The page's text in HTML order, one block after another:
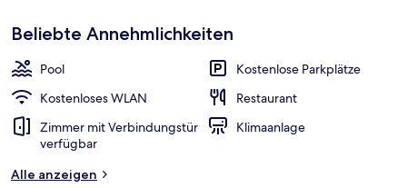
Beliebte Annehmlichkeiten
Pool
Kostenlose Parkplätze
Kostenloses WLAN
Restaurant
Zimmer mit Verbindungstür
verfügbar
Klimaanlage
Alle anzeigen